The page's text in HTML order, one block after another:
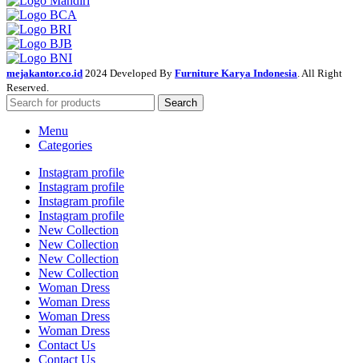
mejakantor.co.id 2024 Developed By Furniture Karya Indonesia. All Right
Reserved.
Search
Menu
Categories
Instagram profile
Instagram profile
Instagram profile
Instagram profile
New Collection
New Collection
New Collection
New Collection
Woman Dress
Woman Dress
Woman Dress
Woman Dress
Contact Us
Contact Us